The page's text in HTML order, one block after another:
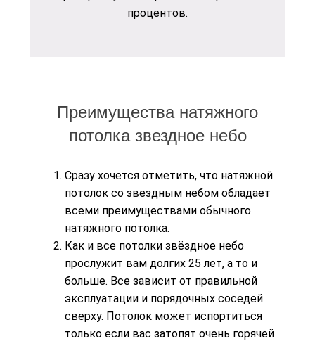
процентов.
Преимущества натяжного
потолка звездное небо
Сразу хочется отметить, что натяжной
потолок со звездным небом обладает
всеми преимуществами обычного
натяжного потолка.
Как и все потолки звёздное небо
прослужит вам долгих 25 лет, а то и
больше. Все зависит от правильной
эксплуатации и порядочных соседей
сверху. Потолок может испортиться
только если вас затопят очень горячей